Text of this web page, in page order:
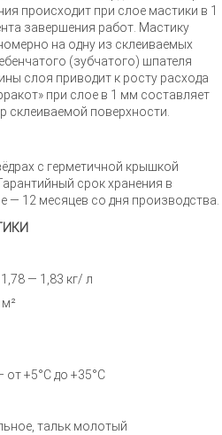
происходит при слое мастики в 1
завершения работ. Мастику
на одну из склеиваемых
(зубчатого) шпателя
слоя приводит к росту расхода
при слое в 1 мм составляет
склеиваемой поверхности.
с герметичной крышкой
срок хранения в
— 12 месяцев со дня производства.
— 1,83 кг/ л
от +5°С до +35°С
тальк молотый